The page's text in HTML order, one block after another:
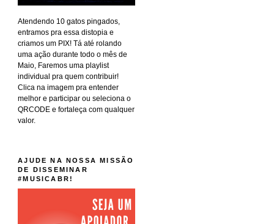
Atendendo 10 gatos pingados,
entramos pra essa distopia e
criamos um PIX! Tá até rolando
uma ação durante todo o mês de
Maio, Faremos uma playlist
individual pra quem contribuir!
Clica na imagem pra entender
melhor e participar ou seleciona o
QRCODE e fortaleça com qualquer
valor.
AJUDE NA NOSSA MISSÃO
DE DISSEMINAR
#MUSICABR!